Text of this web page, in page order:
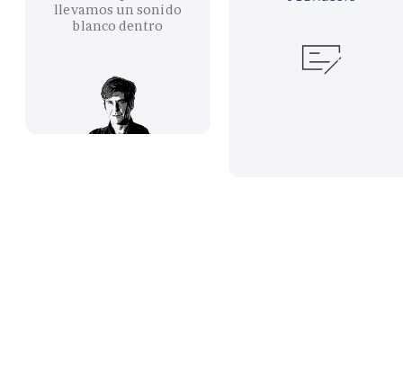
llevamos un sonido
blanco dentro